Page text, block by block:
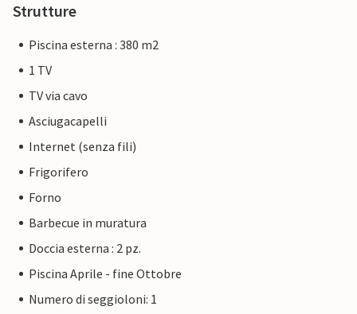
Strutture
Piscina esterna : 380 m2
1 TV
TV via cavo
Asciugacapelli
Internet (senza fili)
Frigorifero
Forno
Barbecue in muratura
Doccia esterna : 2 pz.
Piscina Aprile - fine Ottobre
Numero di seggioloni: 1